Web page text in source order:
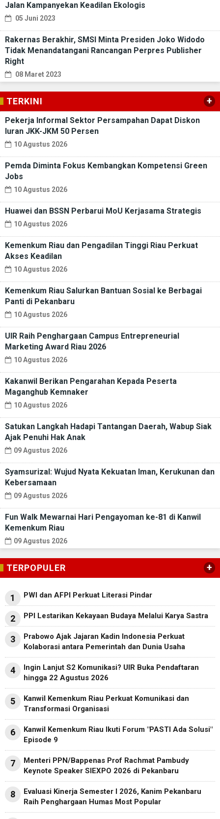
Jalan Kampanyekan Keadilan Ekologis
05 Juni 2023
Rakernas Berakhir, SMSI Minta Presiden Joko Widodo
Tidak Menandatangani Rancangan Perpres Publisher
Right
08 Maret 2023
TERKINI +
Pekerja Informal Sektor Persampahan Dapat Diskon
Iuran JKK-JKM 50 Persen
10 Agustus 2026
Pemda Diminta Fokus Kembangkan Kompetensi Green
Jobs
10 Agustus 2026
Huawei dan BSSN Perbarui MoU Kerjasama Strategis
10 Agustus 2026
Kemenkum Riau dan Pengadilan Tinggi Riau Perkuat
Akses Keadilan
10 Agustus 2026
Kemenkum Riau Salurkan Bantuan Sosial ke Berbagai
Panti di Pekanbaru
10 Agustus 2026
UIR Raih Penghargaan Campus Entrepreneurial
Marketing Award Riau 2026
10 Agustus 2026
Kakanwil Berikan Pengarahan Kepada Peserta
Maganghub Kemnaker
10 Agustus 2026
Satukan Langkah Hadapi Tantangan Daerah, Wabup Siak
Ajak Penuhi Hak Anak
09 Agustus 2026
Syamsurizal: Wujud Nyata Kekuatan Iman, Kerukunan dan
Kebersamaan
09 Agustus 2026
Fun Walk Mewarnai Hari Pengayoman ke-81 di Kanwil
Kemenkum Riau
09 Agustus 2026
TERPOPULER +
1 PWI dan AFPI Perkuat Literasi Pindar
2 PPI Lestarikan Kekayaan Budaya Melalui Karya Sastra
3
Prabowo Ajak Jajaran Kadin Indonesia Perkuat
Kolaborasi antara Pemerintah dan Dunia Usaha
4
Ingin Lanjut S2 Komunikasi? UIR Buka Pendaftaran
hingga 22 Agustus 2026
5
Kanwil Kemenkum Riau Perkuat Komunikasi dan
Transformasi Organisasi
6
Kanwil Kemenkum Riau Ikuti Forum "PASTI Ada Solusi"
Episode 9
7
Menteri PPN/Bappenas Prof Rachmat Pambudy
Keynote Speaker SIEXPO 2026 di Pekanbaru
8
Evaluasi Kinerja Semester I 2026, Kanim Pekanbaru
Raih Penghargaan Humas Most Popular